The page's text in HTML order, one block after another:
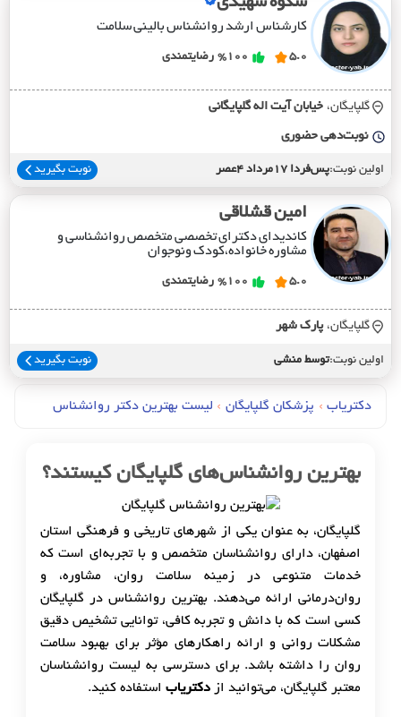
کارشناس ارشد روانشناس بالینی سلامت
5.0
%100 رضایتمندی
گلپایگان، خيابان آيت اله گلپايگاني
نوبت‌دهی حضوری
اولین نوبت:پس‌فردا 17مرداد 4عصر نوبت بگیرید
امین قشلاقی
کاندیدای دکترای تخصصی متخصص روانشناسی و
مشاوره خانواده،کودک ونوجوان
5.0
%100 رضایتمندی
گلپایگان، پارک شهر
اولین نوبت:توسط منشی نوبت بگیرید
دکتریاب › پزشکان گلپایگان › لیست بهترین دکتر روانشناس
بهترین روانشناس‌های گلپایگان کیستند؟
گلپایگان، به عنوان یکی از شهرهای تاریخی و فرهنگی استان
اصفهان، دارای روانشناسان متخصص و با تجربه‌ای است که
خدمات متنوعی در زمینه سلامت روان، مشاوره، و
روان‌درمانی ارائه می‌دهند. بهترین روانشناس در گلپایگان
کسی است که با دانش و تجربه کافی، توانایی تشخیص دقیق
مشکلات روانی و ارائه راهکارهای مؤثر برای بهبود سلامت
روان را داشته باشد. برای دسترسی به لیست روانشناسان
معتبر گلپایگان، می‌توانید از دکتریاباستفاده کنید.